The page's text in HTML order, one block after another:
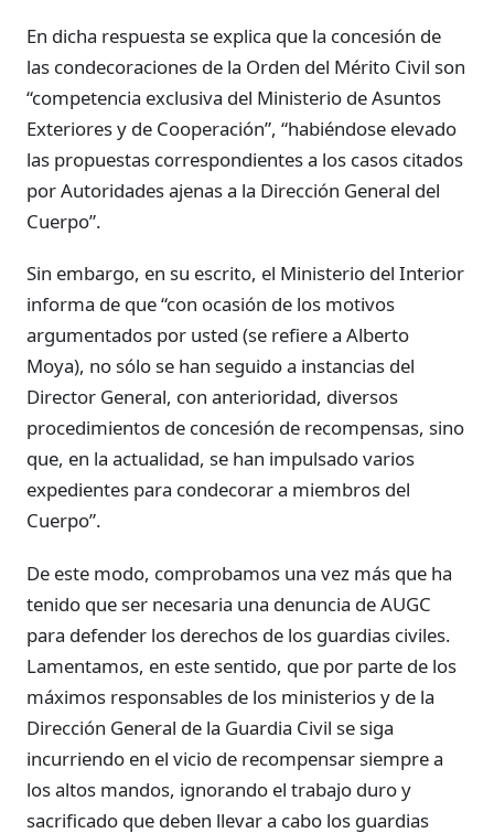
En dicha respuesta se explica que la concesión de
las condecoraciones de la Orden del Mérito Civil son
“competencia exclusiva del Ministerio de Asuntos
Exteriores y de Cooperación”, “habiéndose elevado
las propuestas correspondientes a los casos citados
por Autoridades ajenas a la Dirección General del
Cuerpo”.
Sin embargo, en su escrito, el Ministerio del Interior
informa de que “con ocasión de los motivos
argumentados por usted (se refiere a Alberto
Moya), no sólo se han seguido a instancias del
Director General, con anterioridad, diversos
procedimientos de concesión de recompensas, sino
que, en la actualidad, se han impulsado varios
expedientes para condecorar a miembros del
Cuerpo”.
De este modo, comprobamos una vez más que ha
tenido que ser necesaria una denuncia de AUGC
para defender los derechos de los guardias civiles.
Lamentamos, en este sentido, que por parte de los
máximos responsables de los ministerios y de la
Dirección General de la Guardia Civil se siga
incurriendo en el vicio de recompensar siempre a
los altos mandos, ignorando el trabajo duro y
sacrificado que deben llevar a cabo los guardias